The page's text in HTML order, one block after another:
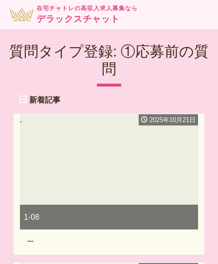
在宅チャトレの高収入求人募集なら
デラックスチャット
質問タイプ登録: ①応募前の質
問
新着記事
2025年10月21日
1-08
…